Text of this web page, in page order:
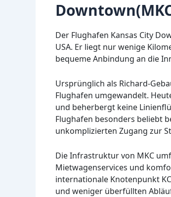
Der Flughafen Kansas City
USA. Er liegt nur wenige
bequeme Anbindung an die
Ursprünglich als Richard-
Flughafen umgewandelt.
und beherbergt keine
Flughafen besonders beliebt
unkomplizierten Zugang zur
Die Infrastruktur von MKC
Mietwagenservices und
internationale Knotenpunkt
und weniger überfüllten